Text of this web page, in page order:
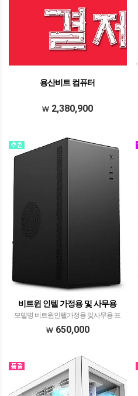
용산비트 컴퓨터
2,380,900
비트윈 인텔 가정용 및 사무용
모델명 비트윈인텔가정용 및사무용 프
로세서 ​인텔 코어12세대 정품i3-12100​​
DDR4 메인보드​ 그래픽카…
650,000